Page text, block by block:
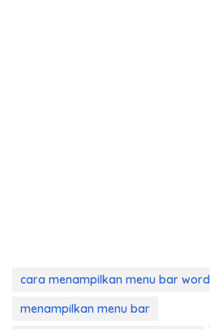
cara menampilkan menu bar word
menampilkan menu bar